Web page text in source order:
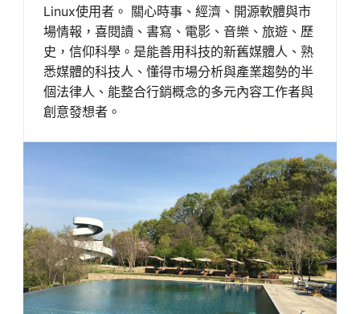
Linux使用者。 關心時事、經濟、開源軟體與市
場情報，喜閱讀、書寫、電影、音樂、旅遊、歷
史，信仰科學。是能善用科技的新舊媒體人、熟
悉媒體的科技人、懂得市場分析與產業趨勢的半
個法律人、能整合行銷概念的多元內容工作者與
創意發想者。